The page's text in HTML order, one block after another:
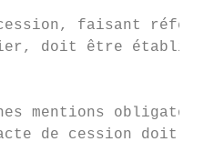
faisant
doit être établi,
mentions
de cession doit